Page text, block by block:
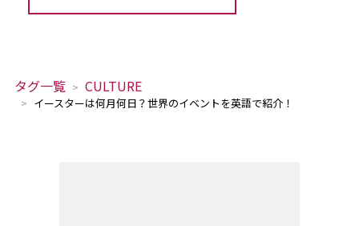
タグ一覧 CULTURE
イースターは何月何日？世界のイベントを英語で紹介！